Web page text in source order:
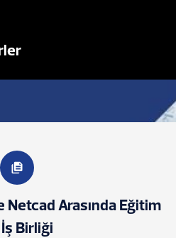
Netcad Arasında Eğitim
Birliği